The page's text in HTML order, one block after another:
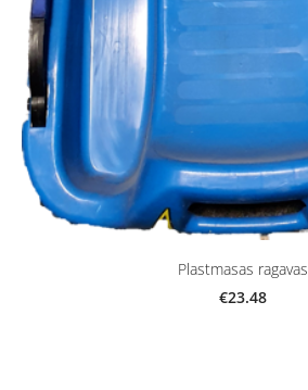
Plastmasas ragavas
€23.48